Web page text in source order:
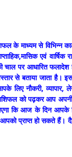
के माध्यम से विभिन्न
एवं
पर आधारित फलादेश
से बताया जाता है।
लिए नौकरी,
को पढ़कर आप
कि आज के दिन आपके
प्राप्त हो सकते हैं।